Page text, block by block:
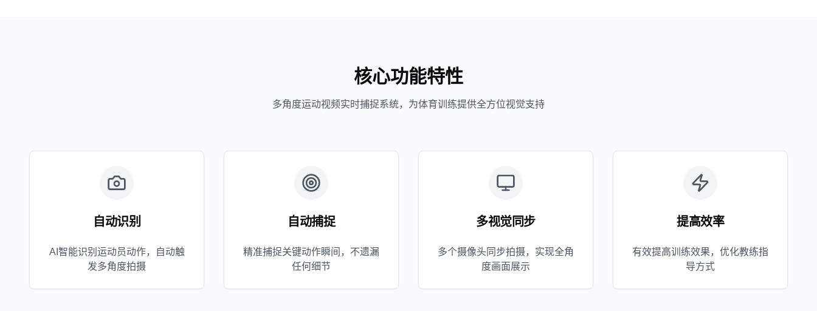
核心功能特性
多角度运动视频实时捕捉系统，为体育训练提供全方位视觉支持
自动识别
AI智能识别运动员动作，自动触
发多角度拍摄
自动捕捉
精准捕捉关键动作瞬间，不遗漏
任何细节
多视觉同步
多个摄像头同步拍摄，实现全角
度画面展示
提高效率
有效提高训练效果，优化教练指
导方式